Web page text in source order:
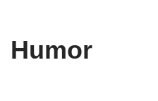
Humor